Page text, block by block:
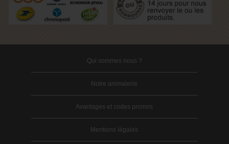
Qui sommes nous ?
Notre animalerie
Avantages et codes promos
Mentions légales